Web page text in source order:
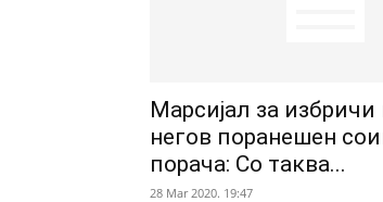
Марсијал за избричи
негов поранешен
порача: Со таква...
28 Mar 2020. 19:47